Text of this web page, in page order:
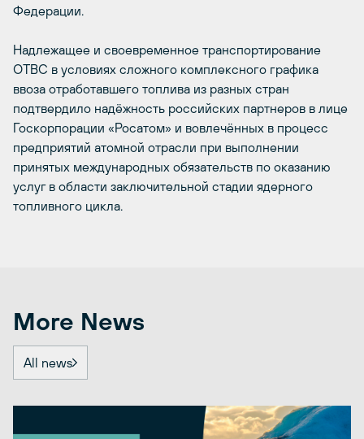
Федерации.
Надлежащее и своевременное транспортирование
ОТВС в условиях сложного комплексного графика
ввоза отработавшего топлива из разных стран
подтвердило надёжность российских партнеров в лице
Госкорпорации «Росатом» и вовлечённых в процесс
предприятий атомной отрасли при выполнении
принятых международных обязательств по оказанию
услуг в области заключительной стадии ядерного
топливного цикла.
More News
All news